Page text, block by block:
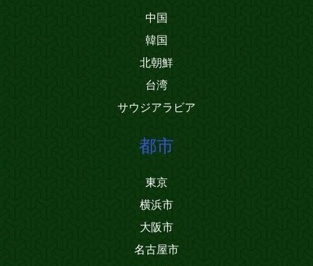
中国
韓国
北朝鮮
台湾
サウジアラビア
都市
東京
横浜市
大阪市
名古屋市